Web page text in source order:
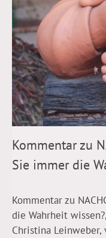
Kommentar zu
Sie immer die
Kommentar zu
die Wahrheit
Christina